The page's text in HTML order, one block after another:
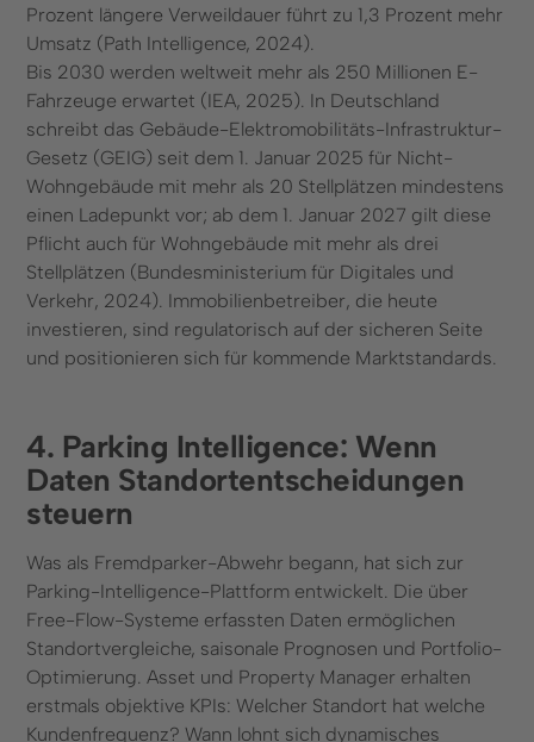
Prozent längere Verweildauer führt zu 1,3 Prozent mehr
Umsatz (Path Intelligence, 2024).
Bis 2030 werden weltweit mehr als 250 Millionen E-
Fahrzeuge erwartet (IEA, 2025). In Deutschland
schreibt das Gebäude-Elektromobilitäts-Infrastruktur-
Gesetz (GEIG) seit dem 1. Januar 2025 für Nicht-
Wohngebäude mit mehr als 20 Stellplätzen mindestens
einen Ladepunkt vor; ab dem 1. Januar 2027 gilt diese
Pflicht auch für Wohngebäude mit mehr als drei
Stellplätzen (Bundesministerium für Digitales und
Verkehr, 2024). Immobilienbetreiber, die heute
investieren, sind regulatorisch auf der sicheren Seite
und positionieren sich für kommende Marktstandards.
4. Parking Intelligence: Wenn
Daten Standortentscheidungen
steuern
Was als Fremdparker-Abwehr begann, hat sich zur
Parking-Intelligence-Plattform entwickelt. Die über
Free-Flow-Systeme erfassten Daten ermöglichen
Standortvergleiche, saisonale Prognosen und Portfolio-
Optimierung. Asset und Property Manager erhalten
erstmals objektive KPIs: Welcher Standort hat welche
Kundenfrequenz? Wann lohnt sich dynamisches